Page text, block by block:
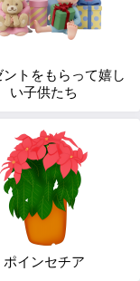
ントをもらって嬉し
い子供たち
ポインセチア